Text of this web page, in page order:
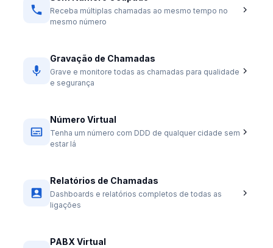
Receba múltiplas chamadas ao mesmo tempo no
mesmo número
Gravação de Chamadas
Grave e monitore todas as chamadas para qualidade
e segurança
Número Virtual
Tenha um número com DDD de qualquer cidade sem
estar lá
Relatórios de Chamadas
Dashboards e relatórios completos de todas as
ligações
PABX Virtual